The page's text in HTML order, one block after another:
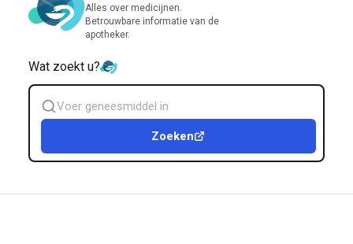
Alles over medicijnen.
Betrouwbare informatie van de
apotheker.
Wat zoekt u?
Zoek
geneesmiddel
Zoeken